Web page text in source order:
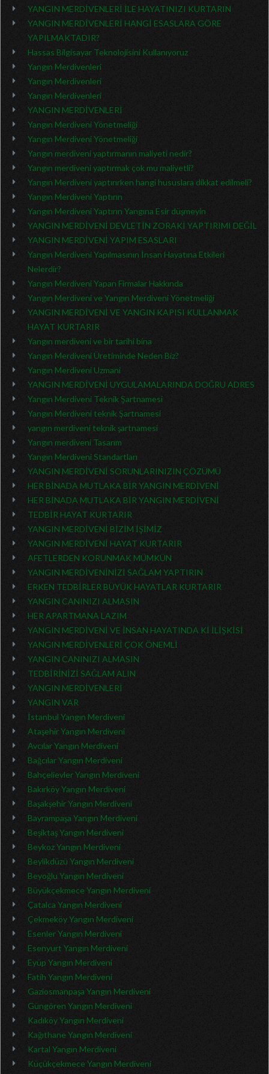
YANGIN MERDİVENLERİ İLE HAYATINIZI KURTARIN
YANGIN MERDİVENLERİ HANGİ ESASLARA GÖRE
YAPILMAKTADIR?
Hassas Bilgisayar Teknolojisini Kullanıyoruz
Yangın Merdivenleri
Yangın Merdivenleri
Yangın Merdivenleri
YANGIN MERDİVENLERİ
Yangın Merdiveni Yönetmeliği
Yangın Merdiveni Yönetmeliği
Yangın merdiveni yaptırmanın maliyeti nedir?
Yangın merdiveni yaptırmak çok mu maliyetli?
Yangın Merdiveni yaptırırken hangi hususlara dikkat edilmeli?
Yangın Merdiveni Yaptırın
Yangın Merdiveni Yaptırın Yangına Esir düşmeyin
YANGIN MERDİVENİ DEVLETİN ZORAKİ YAPTIRIMI DEĞİL
YANGIN MERDİVENİ YAPIM ESASLARI
Yangın Merdiveni Yapılmasının İnsan Hayatına Etkileri
Nelerdir?
Yangın Merdiveni Yapan Firmalar Hakkında
Yangın Merdiveni ve Yangın Merdiveni Yönetmeliği
YANGIN MERDİVENİ VE YANGIN KAPISI KULLANMAK
HAYAT KURTARIR
Yangın merdiveni ve bir tarihi bina
Yangın Merdiveni Üretiminde Neden Biz?
Yangın Merdiveni Uzmani
YANGIN MERDİVENİ UYGULAMALARINDA DOĞRU ADRES
Yangın Merdiveni Teknik Şartnamesi
Yangın Merdiveni teknik Şartnamesi
yangın merdiveni teknik şartnamesi
Yangın merdiveni Tasarım
Yangın Merdiveni Standartları
YANGIN MERDİVENİ SORUNLARINIZIN ÇÖZÜMÜ
HER BİNADA MUTLAKA BİR YANGIN MERDİVENİ
HER BİNADA MUTLAKA BİR YANGIN MERDİVENİ
TEDBİR HAYAT KURTARIR
YANGIN MERDİVENİ BİZİM İŞİMİZ
YANGIN MERDİVENİ HAYAT KURTARIR
AFETLERDEN KORUNMAK MÜMKÜN
YANGIN MERDİVENİNİZİ SAĞLAM YAPTIRIN
ERKEN TEDBİRLER BÜYÜK HAYATLAR KURTARIR
YANGIN CANINIZI ALMASIN
HER APARTMANA LAZIM
YANGIN MERDİVENİ VE İNSAN HAYATINDA Kİ İLİŞKİSİ
YANGIN MERDİVENLERİ ÇOK ÖNEMLİ
YANGIN CANINIZI ALMASIN
TEDBİRİNİZİ SAĞLAM ALIN
YANGIN MERDİVENLERİ
YANGIN VAR
İstanbul Yangın Merdiveni
Ataşehir Yangın Merdiveni
Avcılar Yangın Merdiveni
Bağcılar Yangın Merdiveni
Bahçelievler Yangın Merdiveni
Bakırköy Yangın Merdiveni
Başakşehir Yangın Merdiveni
Bayrampaşa Yangın Merdiveni
Beşiktaş Yangın Merdiveni
Beykoz Yangın Merdiveni
Beylikdüzü Yangın Merdiveni
Beyoğlu Yangın Merdiveni
Büyükçekmece Yangın Merdiveni
Çatalca Yangın Merdiveni
Çekmeköy Yangın Merdiveni
Esenler Yangın Merdiveni
Esenyurt Yangın Merdiveni
Eyüp Yangın Merdiveni
Fatih Yangın Merdiveni
Gaziosmanpaşa Yangın Merdiveni
Güngören Yangın Merdiveni
Kadıköy Yangın Merdiveni
Kağıthane Yangın Merdiveni
Kartal Yangın Merdiveni
Küçükçekmece Yangın Merdiveni